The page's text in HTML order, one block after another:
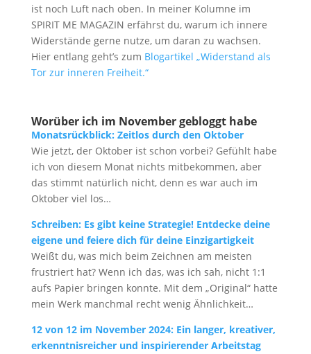
ist noch Luft nach oben. In meiner Kolumne im
SPIRIT ME MAGAZIN erfährst du, warum ich innere
Widerstände gerne nutze, um daran zu wachsen.
Hier entlang geht’s zum Blogartikel „Widerstand als
Tor zur inneren Freiheit.“
Worüber ich im November gebloggt habe
Monatsrückblick: Zeitlos durch den Oktober
Wie jetzt, der Oktober ist schon vorbei? Gefühlt habe
ich von diesem Monat nichts mitbekommen, aber
das stimmt natürlich nicht, denn es war auch im
Oktober viel los…
Schreiben: Es gibt keine Strategie! Entdecke deine
eigene und feiere dich für deine Einzigartigkeit
Weißt du, was mich beim Zeichnen am meisten
frustriert hat? Wenn ich das, was ich sah, nicht 1:1
aufs Papier bringen konnte. Mit dem „Original“ hatte
mein Werk manchmal recht wenig Ähnlichkeit…
12 von 12 im November 2024: Ein langer, kreativer,
erkenntnisreicher und inspirierender Arbeitstag